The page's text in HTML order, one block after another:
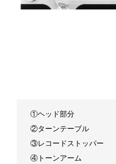
①ヘッド部分
②ターンテーブル
③レコードストッパー
④トーンアーム